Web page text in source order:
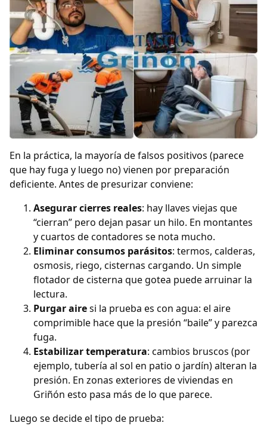
En la práctica, la mayoría de falsos positivos (parece
que hay fuga y luego no) vienen por preparación
deficiente. Antes de presurizar conviene:
Asegurar cierres reales: hay llaves viejas que
“cierran” pero dejan pasar un hilo. En montantes
y cuartos de contadores se nota mucho.
Eliminar consumos parásitos: termos, calderas,
osmosis, riego, cisternas cargando. Un simple
flotador de cisterna que gotea puede arruinar la
lectura.
Purgar airesi la prueba es con agua: el aire
comprimible hace que la presión “baile” y parezca
fuga.
Estabilizar temperatura: cambios bruscos (por
ejemplo, tubería al sol en patio o jardín) alteran la
presión. En zonas exteriores de viviendas en
Griñón esto pasa más de lo que parece.
Luego se decide el tipo de prueba: